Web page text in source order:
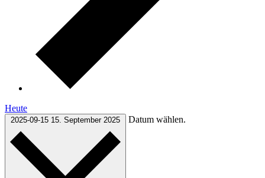
Heute
2025-09-15 15. September 2025 Datum wählen.